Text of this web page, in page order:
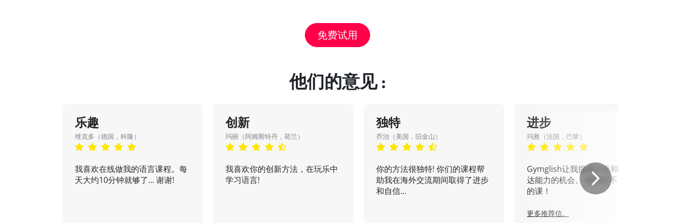
免费试用
他们的意见 :
乐趣
维克多（德国，科隆）
我喜欢在线做我的语言课程。每
天大约10分钟就够了... 谢谢!
创新
玛丽（阿姆斯特丹，荷兰）
我喜欢你的创新方法，在玩乐中
学习语言!
独特
乔治（美国，旧金山）
你的方法很独特! 你们的课程帮
助我在海外交流期间取得了进步
和自信...
进步
玛雅（法国，巴黎）
Gymglish让我提高口语和书面表
达能力的机会。 我绝对不会错过
的课！
更多推荐信。